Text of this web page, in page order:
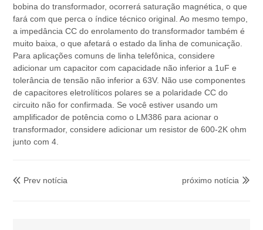
bobina do transformador, ocorrerá saturação magnética, o que
fará com que perca o índice técnico original. Ao mesmo tempo,
a impedância CC do enrolamento do transformador também é
muito baixa, o que afetará o estado da linha de comunicação.
Para aplicações comuns de linha telefônica, considere
adicionar um capacitor com capacidade não inferior a 1uF e
tolerância de tensão não inferior a 63V. Não use componentes
de capacitores eletrolíticos polares se a polaridade CC do
circuito não for confirmada. Se você estiver usando um
amplificador de potência como o LM386 para acionar o
transformador, considere adicionar um resistor de 600-2K ohm
junto com 4.
 Prev notícia 
próximo notícia